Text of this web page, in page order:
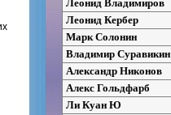
Леонид Владимиров
Леонид Кербер
Марк Солонин
Владимир Суравикин
Александр Никонов
Алекс Гольдфарб
Ли Куан Ю